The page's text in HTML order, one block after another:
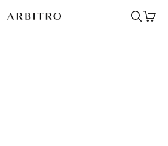
ARBITRO
Search
Cart